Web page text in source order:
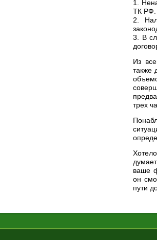
1.
ТК РФ.
2.
3. В
Из
также
трех
ваше
он
пути